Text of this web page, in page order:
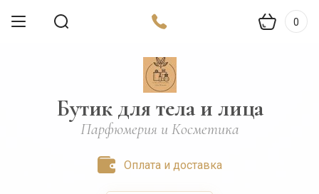
0
Бутик для тела и лица
Парфюмерия и Косметика
Оплата и доставка